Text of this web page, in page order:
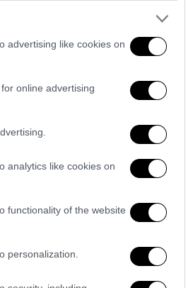
advertising like cookies on
online advertising
analytics like cookies on
functionality of the website
personalization.